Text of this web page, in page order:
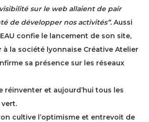
sur le web allaient de pair
de développer nos activités”. Aussi
confie le lancement de son site,
à la société lyonnaise Créative Atelier
sa présence sur les réseaux
réinventer et aujourd’hui tous les
cultive l’optimisme et entrevoit de